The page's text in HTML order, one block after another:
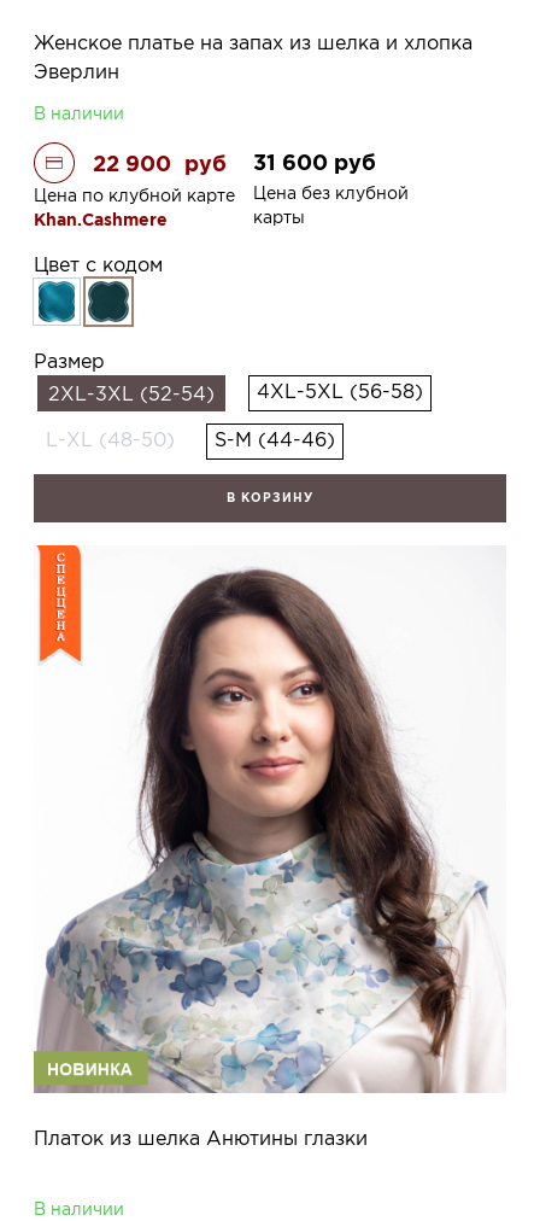
Женское платье на запах из шелка и хлопка
Эверлин
В наличии
22 900 руб
Цена по клубной карте
Khan.Cashmere
31 600 руб
Цена без клубной
карты
Цвет с кодом
Размер
2XL-3XL (52-54)
4XL-5XL (56-58)
L-XL (48-50) S-M (44-46)
В КОРЗИНУ
Платок из шелка Анютины глазки
В наличии